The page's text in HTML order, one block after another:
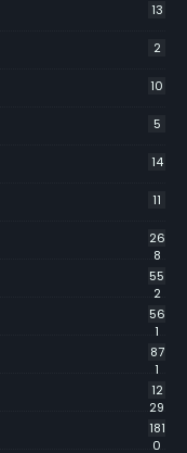
13
2
10
5
14
11
26
8
55
2
56
1
87
1
12
29
181
0